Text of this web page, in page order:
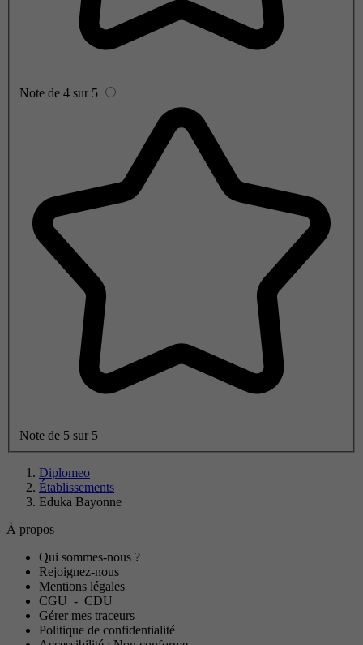
Note de 4 sur 5
Note de 5 sur 5
Diplomeo
Établissements
Eduka Bayonne
À propos
Qui sommes-nous ?
Rejoignez-nous
Mentions légales
CGU - CDU
Gérer mes traceurs
Politique de confidentialité